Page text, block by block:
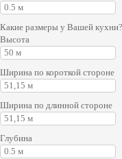
Какие размеры у Вашей кухни?
Высота
Ширина по короткой стороне
Ширина по длинной стороне
Глубина